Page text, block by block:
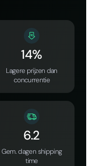
14%
Lagere prijzen dan
concurrentie
6.2
Gem. dagen shipping
time